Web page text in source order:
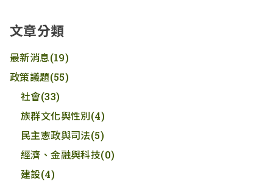
文章分類
最新消息(19)
政策議題(55)
社會(33)
族群文化與性別(4)
民主憲政與司法(5)
經濟、金融與科技(0)
建設(4)